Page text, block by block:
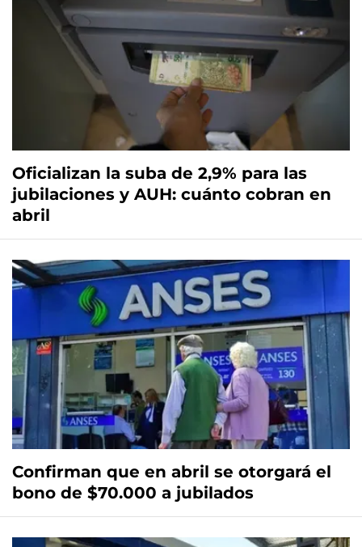
Oficializan la suba de 2,9% para las
jubilaciones y AUH: cuánto cobran en
abril
Confirman que en abril se otorgará el
bono de $70.000 a jubilados